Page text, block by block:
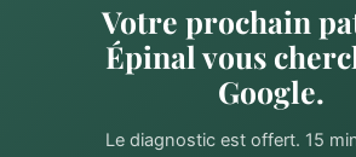
Votre prochain
Épinal vous
Google.
Le diagnostic est offert. 15